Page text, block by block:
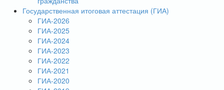
Государственная итоговая аттестация (ГИА)
ГИА-2026
ГИА-2025
ГИА-2024
ГИА-2023
ГИА-2022
ГИА-2021
ГИА-2020